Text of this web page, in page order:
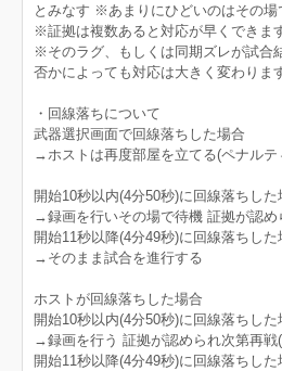
とみなす ※あまりにひどいのはその場
※証拠は複数あると対応が早くできま
※そのラグ、もしくは同期ズレが試合
否かによっても対応は大きく変わりま
・回線落ちについて
武器選択画面で回線落ちした場合
→ホストは再度部屋を立てる(ペナルテ
開始10秒以内(4分50秒)に回線落ちした
→録画を行いその場で待機 証拠が認め
開始11秒以降(4分49秒)に回線落ちした
→そのまま試合を進行する
ホストが回線落ちした場合
開始10秒以内(4分50秒)に回線落ちした
→録画を行う 証拠が認められ次第再戦
開始11秒以降(4分49秒)に回線落ちした